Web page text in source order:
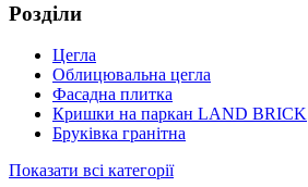
Розділи
Цегла
Облицювальна цегла
Фасадна плитка
Кришки на паркан LAND BRICK
Бруківка гранітна
Показати всі категорії